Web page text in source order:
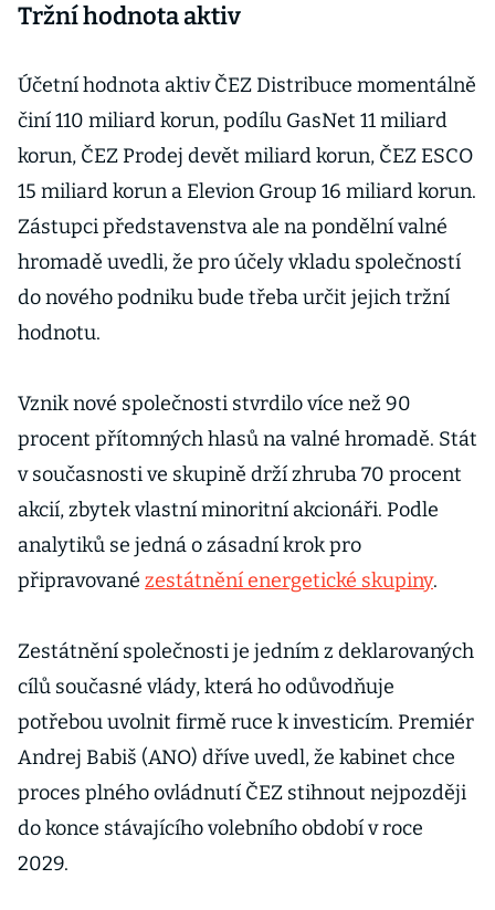
Tržní hodnota aktiv
Účetní hodnota aktiv ČEZ Distribuce momentálně
činí 110 miliard korun, podílu GasNet 11 miliard
korun, ČEZ Prodej devět miliard korun, ČEZ ESCO
15 miliard korun a Elevion Group 16 miliard korun.
Zástupci představenstva ale na pondělní valné
hromadě uvedli, že pro účely vkladu společností
do nového podniku bude třeba určit jejich tržní
hodnotu.
Vznik nové společnosti stvrdilo více než 90
procent přítomných hlasů na valné hromadě. Stát
v současnosti ve skupině drží zhruba 70 procent
akcií, zbytek vlastní minoritní akcionáři. Podle
analytiků se jedná o zásadní krok pro
připravované zestátnění energetické skupiny.
Zestátnění společnosti je jedním z deklarovaných
cílů současné vlády, která ho odůvodňuje
potřebou uvolnit firmě ruce k investicím. Premiér
Andrej Babiš (ANO) dříve uvedl, že kabinet chce
proces plného ovládnutí ČEZ stihnout nejpozději
do konce stávajícího volebního období v roce
2029.